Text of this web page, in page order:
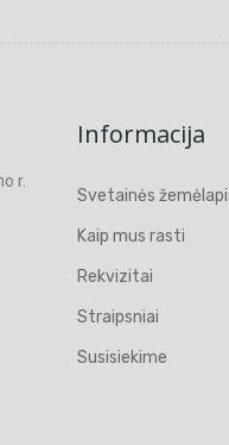
r.
Informacija
Svetainės
Kaip mus rasti
Rekvizitai
Straipsniai
Susisiekime